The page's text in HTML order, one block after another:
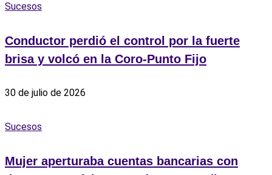
Sucesos
Conductor perdió el control por la fuerte
brisa y volcó en la Coro-Punto Fijo
30 de julio de 2026
Sucesos
Mujer aperturaba cuentas bancarias con